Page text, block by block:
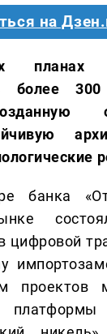
на
планах
более
банка
цифровой
проектов
платформы